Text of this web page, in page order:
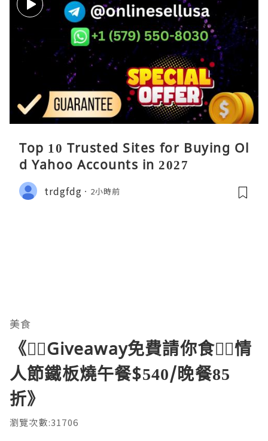
Top 10 Trusted Sites for Buying Ol
d Yahoo Accounts in 2027
trdgfdg 2小時前
美食
《❤️‍🔥Giveaway免費請你食❤️‍🔥情
人節鐵板燒午餐$540/晚餐85
折》
瀏覽次數:31706